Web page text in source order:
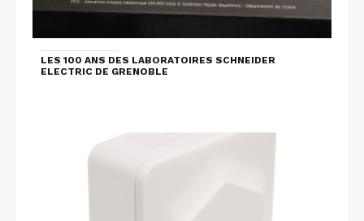
LES 100 ANS DES LABORATOIRES SCHNEIDER
ELECTRIC DE GRENOBLE